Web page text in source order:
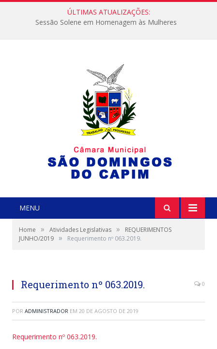
ÚLTIMAS ATUALIZAÇÕES:
Sessão Solene em Homenagem às Mulheres
MENU
Home » Atividades Legislativas »
REQUERIMENTOS
JUNHO/2019 » Requerimento nº 063.2019.
Requerimento nº 063.2019. 0
POR ADMINISTRADOR EM 20 DE AGOSTO DE 2019
Requerimento nº 063.2019.